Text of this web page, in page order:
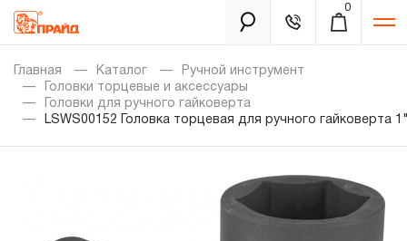
0
Каталог
Золотая лихорадка
Главная Каталог
Ручной инструмент
Головки торцевые и аксессуары
Головки для ручного гайковерта
LSWS00152 Головка торцевая для ручного гайковерта